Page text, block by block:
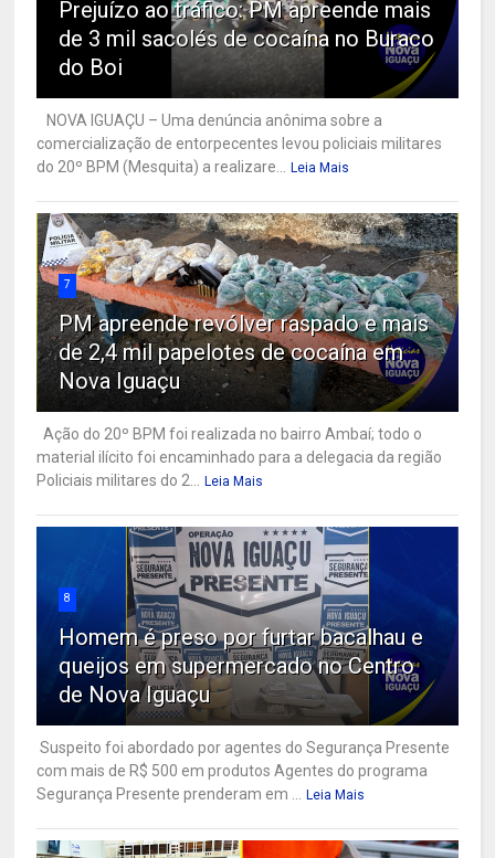
Prejuízo ao tráfico: PM apreende mais
de 3 mil sacolés de cocaína no Buraco
do Boi
NOVA IGUAÇU – Uma denúncia anônima sobre a
comercialização de entorpecentes levou policiais militares
do 20º BPM (Mesquita) a realizare...
Leia Mais
7
PM apreende revólver raspado e mais
de 2,4 mil papelotes de cocaína em
Nova Iguaçu
Ação do 20º BPM foi realizada no bairro Ambaí; todo o
material ilícito foi encaminhado para a delegacia da região
Policiais militares do 2...
Leia Mais
8
Homem é preso por furtar bacalhau e
queijos em supermercado no Centro
de Nova Iguaçu
Suspeito foi abordado por agentes do Segurança Presente
com mais de R$ 500 em produtos Agentes do programa
Segurança Presente prenderam em ...
Leia Mais